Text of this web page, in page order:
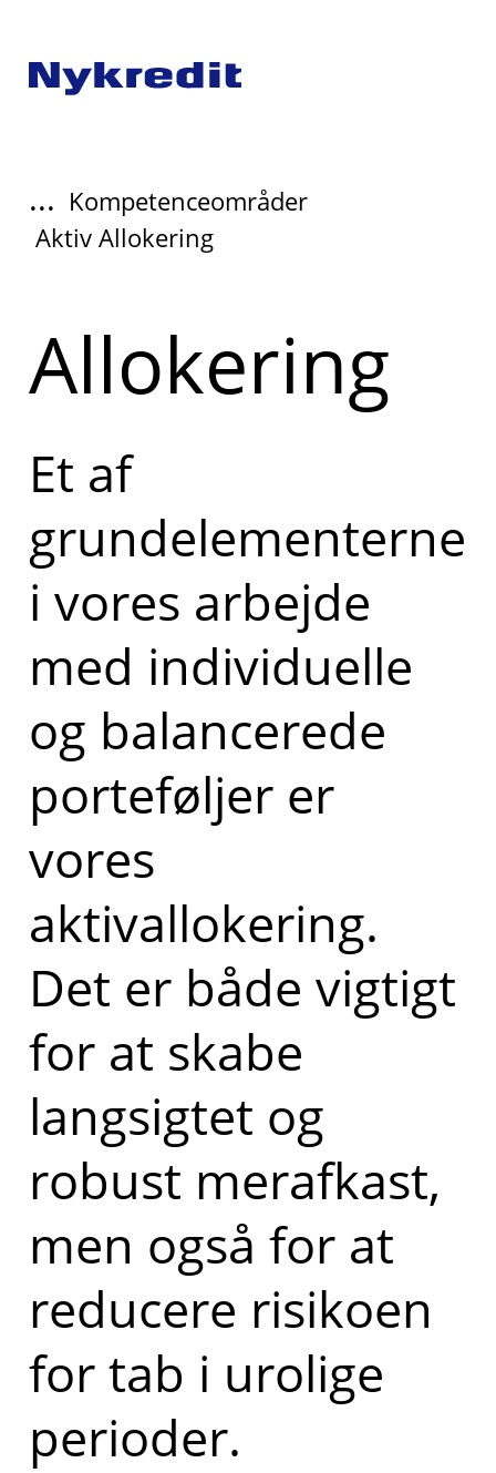
... Kompetenceområder
Aktiv Allokering
Allokering
Et af
grundelementerne
i vores arbejde
med individuelle
og balancerede
porteføljer er
vores
aktivallokering.
Det er både vigtigt
for at skabe
langsigtet og
robust merafkast,
men også for at
reducere risikoen
for tab i urolige
perioder.